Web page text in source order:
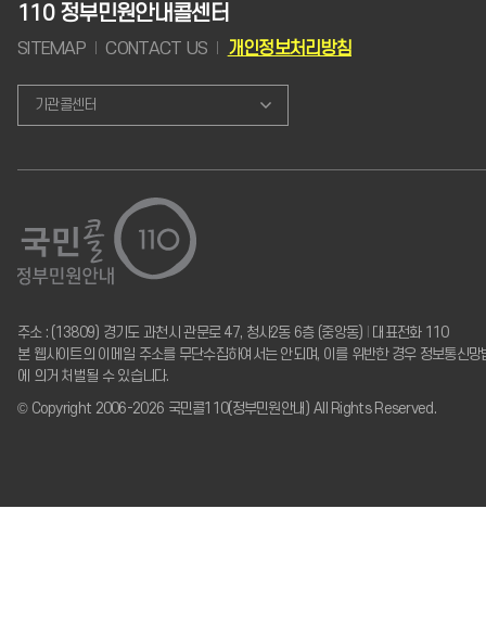
110 정부민원안내콜센터
SITEMAP CONTACT US 개인정보처리방침
기관콜센터
주소 : (13809) 경기도 과천시 관문로 47, 청사2동 6층 (중앙동)
대표전화 110
본 웹사이트의 이메일 주소를 무단수집하여서는 안되며, 이를 위반한 경우 정보통신망
에 의거 처벌될 수 있습니다.
© Copyright 2006-2026 국민콜110(정부민원안내) All Rights Reserved.